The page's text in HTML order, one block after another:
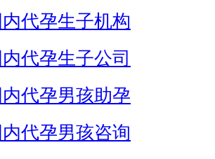
内代孕生子机构
内代孕生子公司
内代孕男孩助孕
内代孕男孩咨询